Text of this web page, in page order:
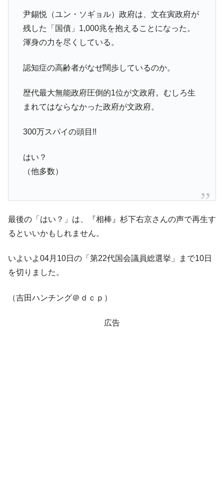
Fact1 今話題の「楽天ライオンズ」とは？
Fact1 奇跡の毛色「白毛馬」とは？
Fact1
全て勝つといくら？ 競馬GI競走で勝利騎手がもら
Fact1 平成仮面ライダーの意外すぎるモチーフとは？
Fact1
発表から2日で大崩壊、鳴かず飛ばずに終わりそう
なスーパーリーグとは？
だった選手とは？
ている意外な選手とは？
Fact1 セレクトセールの高額取引馬が稼いだ金額とは？
尹錫悦（ユン・ソギョル）政府は、文在寅政府が
残した「国債」1,000兆を抱えることになった。
渾身の力を尽くしている。
認知症の高齢者がなぜ闊歩しているのか。
歴代最大無能政府圧倒的1位が文政府。むしろ生
まれてはならなかった政府が文政府。
300万スパイの頭目!!
はい？
（他多数）
最後の「はい？」は、『相棒』杉下右京さんの声で再生す
るといいかもしれません。
いよいよ04月10日の「第22代国会議員総選挙」まで10日
を切りました。
（吉田ハンチング＠ｄｃｐ）
広告